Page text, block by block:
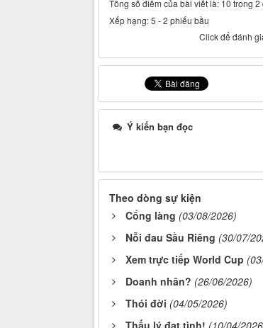
Tổng số điểm của bài viết là: 10 trong 2
Xếp hạng:5 -2 phiếu bầu
Click để đánh
Ý kiến bạn đọc
Theo dòng sự kiện
Cổng làng (03/08/2026)
Nỗi đau Sầu Riêng (30/07/
Xem trực tiếp World Cup
Doanh nhân? (26/06/2026)
Thói đời (04/05/2026)